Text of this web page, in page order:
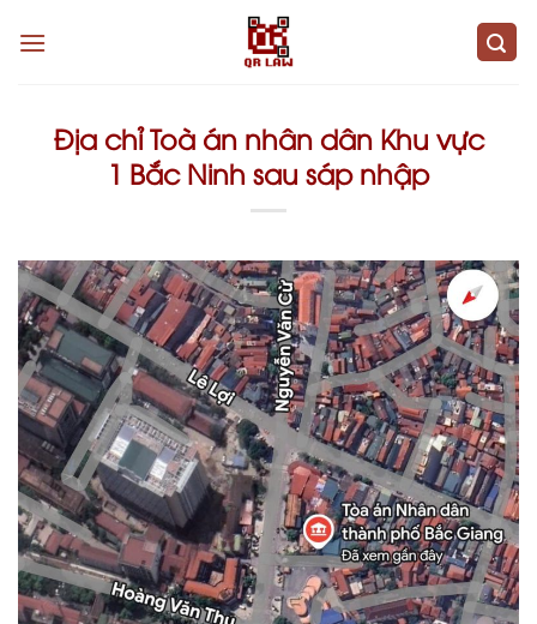
Địa chỉ Toà án nhân dân Khu vực
1 Bắc Ninh sau sáp nhập